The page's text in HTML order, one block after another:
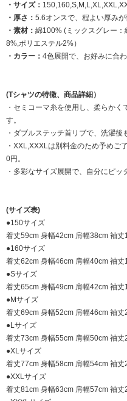
・サイズ：
・厚さ： 5.6オンスで、程よい厚みが
・素材： 綿100% (ミックスグレー
8%,ポリエステル2%）
・カラー： 4色展開で、お好みに合わ
(Tシャツの特徴、商品詳細）
・セミコーマ糸を使用し、柔らか
す。
・ダブルステッチ首リブで、洗濯後
・XXL,XXXLは別料金のため予め
0円。
・多彩なサイズ展開で、自分にピッ
(サイズ表)
●150サイズ
着丈59cm 身幅42cm 肩幅38cm 袖丈
●160サイズ
着丈62cm 身幅46cm 肩幅40cm 袖丈
●Sサイズ
着丈65cm 身幅49cm 肩幅42cm 袖丈
●Mサイズ
着丈69cm 身幅52cm 肩幅46cm 袖丈
●Lサイズ
着丈73cm 身幅55cm 肩幅50cm 袖丈
●XLサイズ
着丈77cm 身幅58cm 肩幅54cm 袖丈
●XXLサイズ
着丈81cm 身幅63cm 肩幅57cm 袖丈